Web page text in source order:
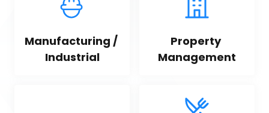
Manufacturing /
Industrial
Property
Management